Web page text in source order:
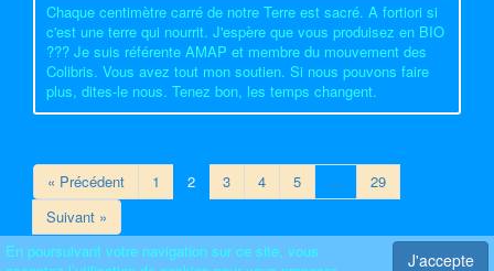
En poursuivant votre navigation sur ce site, vous
J'accepte
Chaque centimètre carré de notre Terre est sacré. A fortiori si
c'est une terre qui nourrit. J'espère que vous produisez en BIO
??? Je suis référente AMAP et membre du mouvement des
Colibris. Vous avez tout mon soutien. Si nous pouvons faire
plus, dites-le nous. Tenez bon, les temps changent.
« Précédent 1 2 3 4 5 …
29
Suivant »